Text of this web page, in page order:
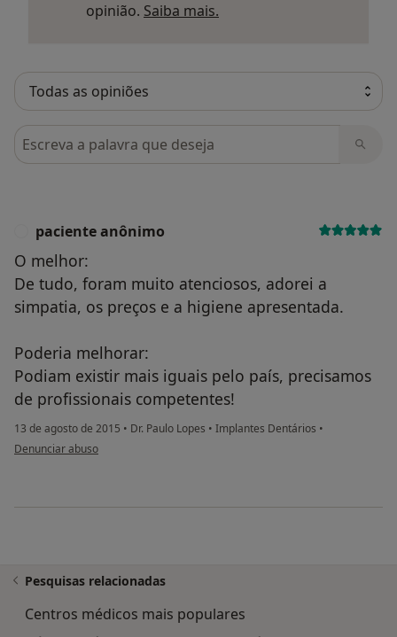
opinião. Saiba mais.
Pesquisar em opiniões
paciente anônimo
O melhor:
De tudo, foram muito atenciosos, adorei a
simpatia, os preços e a higiene apresentada.
Poderia melhorar:
Podiam existir mais iguais pelo país, precisamos
de profissionais competentes!
13 de agosto de 2015 • Dr. Paulo Lopes • Implantes Dentários •
na opinião do utilizador paciente anônimo
Denunciar abuso
Pesquisas relacionadas
Centros médicos mais populares